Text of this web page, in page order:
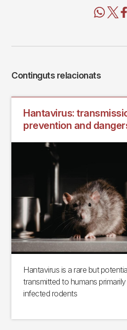
Continguts relacionats
Hantavirus:
prevention and
Hantavirus is a rare but
transmitted to humans
infected rodents